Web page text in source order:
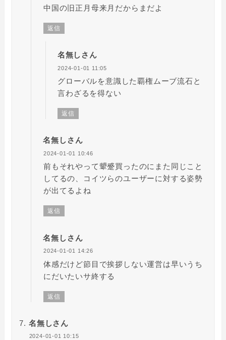
中国の旧正月母来月だからまだよ
返信
名無しさん
2024-01-01 11:05
グローバルを意識した覇権ムーブ流石と
言わざるを得ない
返信
名無しさん
2024-01-01 10:46
前もそれやって顰蹙買ったのにまた同じこと
してるの、コイツらのユーザーに対する姿勢
が出てるよね
返信
名無しさん
2024-01-01 14:26
体感だけど節目で挨拶しない運営は早いうち
にだいたいサ終する
返信
名無しさん
2024-01-01 10:15